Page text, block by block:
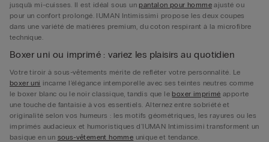
jusqu’à mi-cuisses. Il est idéal sous unpantalon pour homme ajusté ou
pour un confort prolongé. IUMAN Intimissimi propose les deux coupes
dans une variété de matières premium, du coton respirant à la microfibre
technique.
Boxer uni ou imprimé : variez les plaisirs au quotidien
Votre tiroir à sous-vêtements mérite de refléter votre personnalité. Le
boxer uni incarne l'élégance intemporelle avec ses teintes neutres comme
le boxer blanc ou le noir classique, tandis que leboxer imprimé apporte
une touche de fantaisie à vos essentiels. Alternez entre sobriété et
originalité selon vos humeurs : les motifs géométriques, les rayures ou les
imprimés audacieux et humoristiques d'IUMAN Intimissimi transforment un
basique en un sous-vêtement homme unique et tendance.